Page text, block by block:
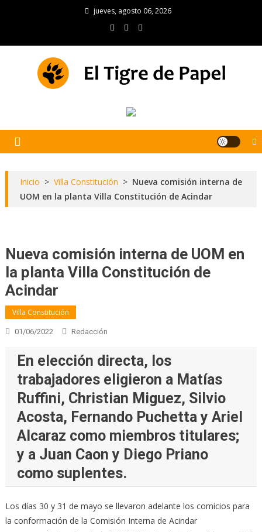
jueves, agosto 06, 2026
Inicio > Villa Constitución > Nueva comisión interna de
UOM en la planta Villa Constitución de Acindar
Nueva comisión interna de UOM en
la planta Villa Constitución de
Acindar
Villa Constitución
01/06/2022 Redacción
En elección directa, los
trabajadores eligieron a Matías
Ruffini, Christian Miguez, Silvio
Acosta, Fernando Puchetta y Ariel
Alcaraz como miembros titulares;
y a Juan Caon y Diego Priano
como suplentes.
Los días 30 y 31 de mayo se llevaron adelante los comicios para
la conformación de la Comisión Interna de Acindar